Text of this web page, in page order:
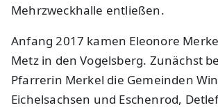
Mehrzweckhalle entließen.
Anfang 2017 kamen Eleonore
Metz in den Vogelsberg. Zunächst
Pfarrerin Merkel die Gemeinden
Eichelsachsen und Eschenrod,